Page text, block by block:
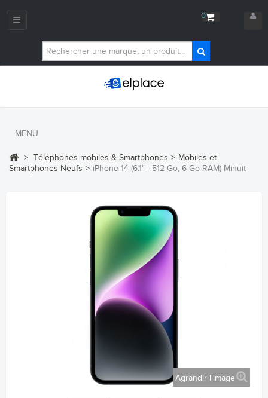
0
Navigation
MENU
> Téléphones mobiles & Smartphones > Mobiles et
Smartphones Neufs > iPhone 14 (6.1" - 512 Go, 6 Go RAM) Minuit
Agrandir l'image